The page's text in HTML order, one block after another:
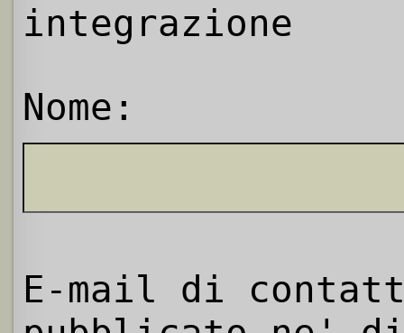
integrazione
Nome:
E-mail di